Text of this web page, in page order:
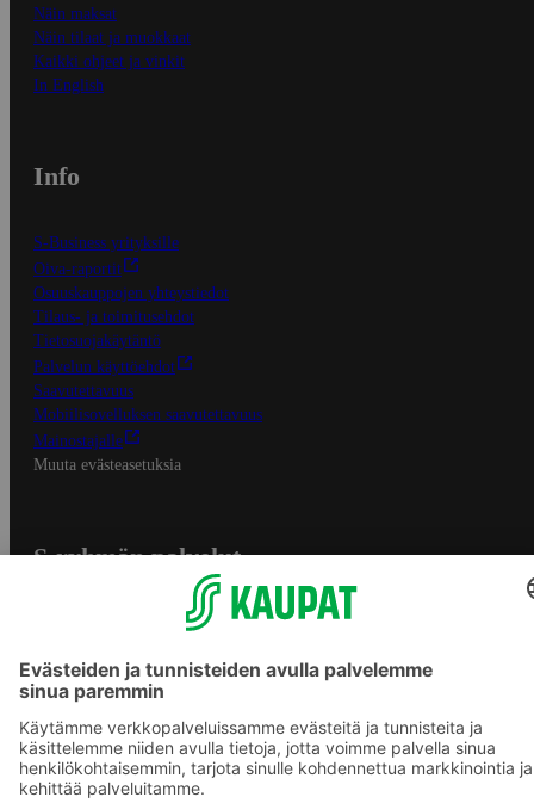
Näin maksat
Näin tilaat ja muokkaat
Kaikki ohjeet ja vinkit
In English
Info
S-Business yrityksille
Oiva-raportit
Osuuskauppojen yhteystiedot
Tilaus- ja toimitusehdot
Tietosuojakäytäntö
Palvelun käyttöehdot
Saavutettavuus
Mobiilisovelluksen saavutettavuus
Mainostajalle
Muuta evästeasetuksia
S-ryhmän palvelut
Yhteishyvä Ruoka -sovellus
S-ostoslista -sovellus
Prisma.fi
Sokos.fi
S-Pankki